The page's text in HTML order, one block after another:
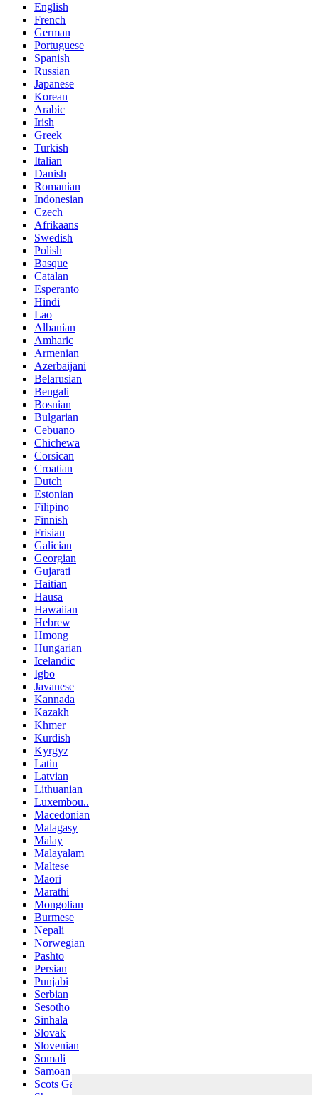
English
French
German
Portuguese
Spanish
Russian
Japanese
Korean
Arabic
Irish
Greek
Turkish
Italian
Danish
Romanian
Indonesian
Czech
Afrikaans
Swedish
Polish
Basque
Catalan
Esperanto
Hindi
Lao
Albanian
Amharic
Armenian
Azerbaijani
Belarusian
Bengali
Bosnian
Bulgarian
Cebuano
Chichewa
Corsican
Croatian
Dutch
Estonian
Filipino
Finnish
Frisian
Galician
Georgian
Gujarati
Haitian
Hausa
Hawaiian
Hebrew
Hmong
Hungarian
Icelandic
Igbo
Javanese
Kannada
Kazakh
Khmer
Kurdish
Kyrgyz
Latin
Latvian
Lithuanian
Luxembou..
Macedonian
Malagasy
Malay
Malayalam
Maltese
Maori
Marathi
Mongolian
Burmese
Nepali
Norwegian
Pashto
Persian
Punjabi
Serbian
Sesotho
Sinhala
Slovak
Slovenian
Somali
Samoan
Scots Gaelic